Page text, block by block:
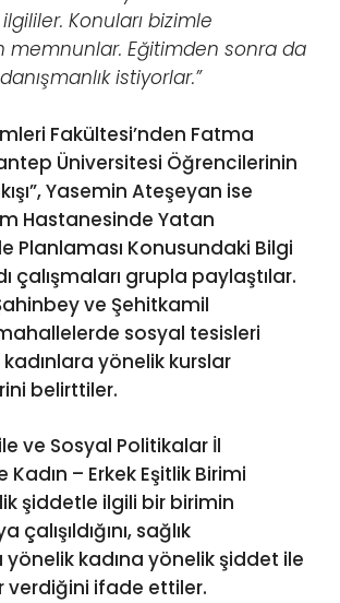
Konuları bizimle
memnunlar. Eğitimden sonra da
istiyorlar.”
Fakültesi’nden Fatma
Üniversitesi Öğrencilerinin
Yasemin Ateşeyan ise
Hastanesinde Yatan
Planlaması Konusundaki Bilgi
çalışmaları grupla paylaştılar.
ve Şehitkamil
sosyal tesisleri
yönelik kurslar
belirttiler.
ve Sosyal Politikalar İl
– Erkek Eşitlik Birimi
şiddetle ilgili bir birimin
sağlık
yönelik kadına yönelik şiddet ile
verdiğini ifade ettiler.